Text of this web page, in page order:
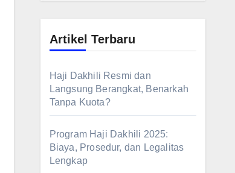
Artikel Terbaru
Haji Dakhili Resmi dan
Langsung Berangkat, Benarkah
Tanpa Kuota?
Program Haji Dakhili 2025:
Biaya, Prosedur, dan Legalitas
Lengkap